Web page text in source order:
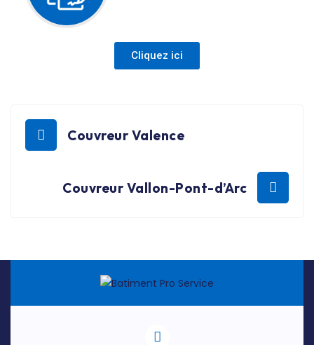
Cliquez ici
Couvreur Valence
Couvreur Vallon-Pont-d’Arc